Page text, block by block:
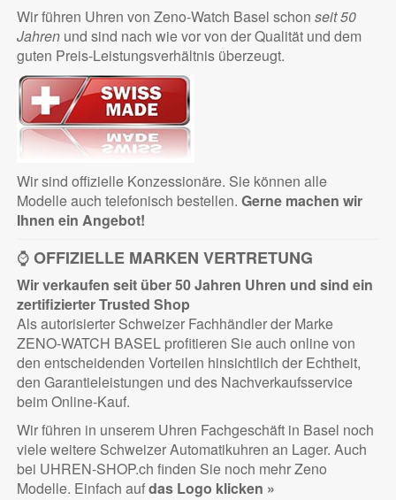
Wir führen Uhren von Zeno-Watch Basel schon seit 50
Jahrenund sind nach wie vor von der Qualität und dem
guten Preis-Leistungsverhältnis überzeugt.
Wir sind offizielle Konzessionäre. Sie können alle
Modelle auch telefonisch bestellen. Gerne machen wir
Ihnen ein Angebot!
⌚OFFIZIELLE MARKEN VERTRETUNG
Wir verkaufen seit über 50 Jahren Uhren und sind ein
zertifizierterTrusted Shop
Als autorisierter Schweizer Fachhändler der Marke
ZENO-WATCH BASEL profitieren Sie auch online von
den entscheidenden Vorteilen hinsichtlich der Echtheit,
den Garantieleistungen und des Nachverkaufsservice
beim Online-Kauf.
Wir führen in unserem Uhren Fachgeschäft in Basel noch
viele weitere Schweizer Automatikuhren an Lager. Auch
bei UHREN-SHOP.ch finden Sie noch mehr Zeno
Modelle. Einfach aufdas Logo klicken »